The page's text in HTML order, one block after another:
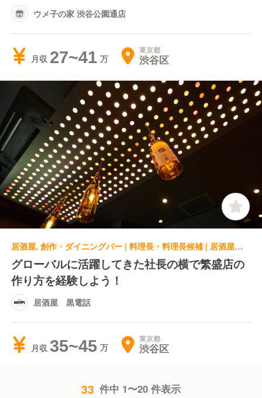
ウメ子の家 渋谷公園通店
月収 27~41 東京都
渋谷区
居酒屋, 創作・ダイニングバー | 料理長・料理長候補 | 居酒屋 黒電話
グローバルに活躍してきた社長の横で繁盛店の
作り方を経験しよう！
居酒屋 黒電話
月収 35~45 東京都
渋谷区
33 件中 1〜20 件表示